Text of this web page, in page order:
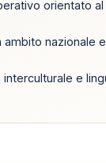
orientato al
ambito nazionale
e